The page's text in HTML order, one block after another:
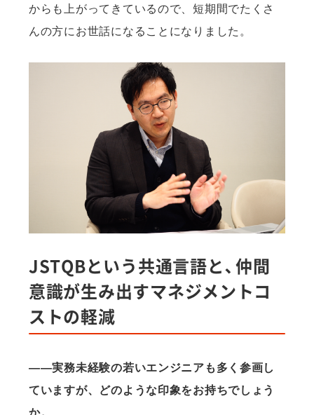
からも上がってきているので、短期間でたくさ
んの方にお世話になることになりました。
JSTQBという共通言語と、仲間
意識が生み出すマネジメントコ
ストの軽減
——実務未経験の若いエンジニアも多く参画し
ていますが、どのような印象をお持ちでしょう
か。